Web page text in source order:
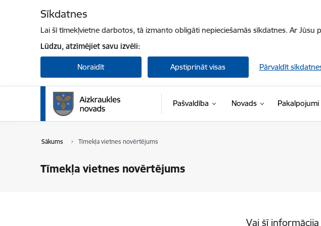
Sīkdatnes
Lai šī tīmekļvietne darbotos, tā izmanto obligāti nepieciešamās sīkdatnes. Ar
Lūdzu, atzīmējiet savu izvēli:
Noraidīt Apstiprināt visas Pārvaldīt
Pašvaldība Novads Pakalpojumi
Sākums Tīmekļa vietnes novērtējums
Tīmekļa vietnes novērtējums
Vai šī